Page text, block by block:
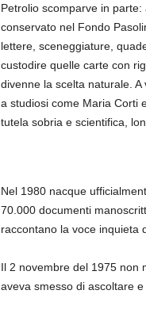
Petrolio scomparve in
conservato nel Fondo
lettere, sceneggiature,
custodire quelle carte con
divenne la scelta naturale.
a studiosi come Maria Corti
tutela sobria e scientifica,
Nel 1980 nacque
70.000 documenti
raccontano la voce inquieta
Il 2 novembre del 1975 non
aveva smesso di ascoltare